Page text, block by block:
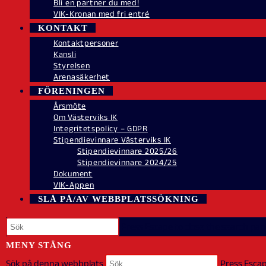
Bli en partner du med!
VIK-Kronan med fri entré
KONTAKT
Kontaktpersoner
Kansli
Styrelsen
Arenasäkerhet
FÖRENINGEN
Årsmöte
Om Västerviks IK
Integritetspolicy – GDPR
Stipendievinnare Västerviks IK
Stipendievinnare 2025/26
Stipendievinnare 2024/25
Dokument
VIK-Appen
SLÅ PÅ/AV WEBBPLATSSÖKNING
MENY STÄNG
Sök på denna webbplats Press